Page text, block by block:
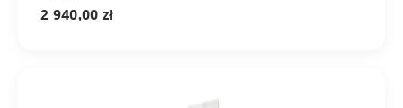
2 940,00 zł